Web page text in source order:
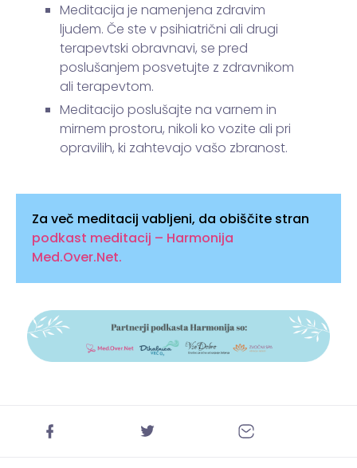
Meditacija je namenjena zdravim
ljudem. Če ste v psihiatrični ali drugi
terapevtski obravnavi, se pred
poslušanjem posvetujte z zdravnikom
ali terapevtom.
Meditacijo poslušajte na varnem in
mirnem prostoru, nikoli ko vozite ali pri
opravilih, ki zahtevajo vašo zbranost.
Za več meditacij vabljeni, da obiščite stran
podkast meditacij – Harmonija
Med.Over.Net.